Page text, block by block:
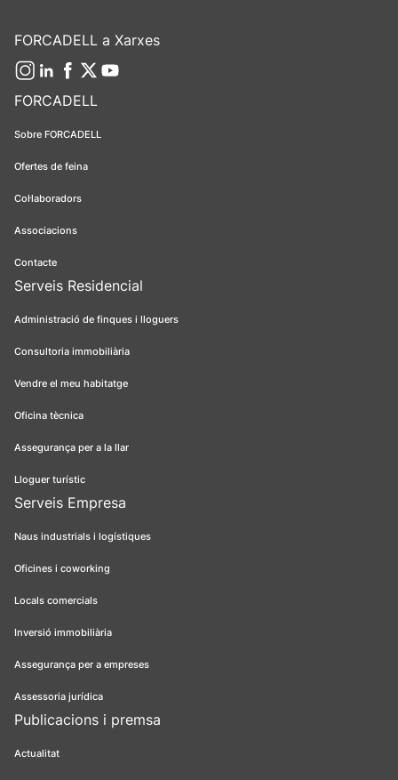
FORCADELL
Sobre FORCADELL
Ofertes de feina
Col·laboradors
Associacions
Contacte
Serveis Residencial
Administració de finques i lloguers
Consultoria immobiliària
Vendre el meu habitatge
Oficina tècnica
Assegurança per a la llar
Lloguer turístic
Serveis Empresa
Naus industrials i logístiques
Oficines i coworking
Locals comercials
Inversió immobiliària
Assegurança per a empreses
Assessoria jurídica
Publicacions i premsa
Actualitat
FORCADELL a Xarxes